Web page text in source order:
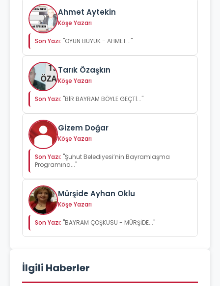
Ahmet Aytekin
Köşe Yazarı
Son Yazı: "OYUN BÜYÜK - AHMET..."
Tarık Özaşkın
Köşe Yazarı
Son Yazı: "BİR BAYRAM BÖYLE GEÇTİ..."
Gizem Doğar
Köşe Yazarı
Son Yazı: "Şuhut Belediyesi’nin Bayramlaşma
Programına..."
Mürşide Ayhan Oklu
Köşe Yazarı
Son Yazı: "BAYRAM ÇOŞKUSU - MÜRŞİDE..."
İlgili Haberler